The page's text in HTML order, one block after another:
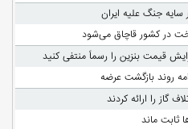
جنگ علیه ایران
قیمت بنزین را رسماً منتفی کنید
روند بازگشت عرضه
گاز را ارائه کردند
ماند